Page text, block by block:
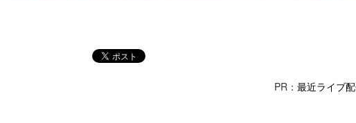
PR： 最近ライブ